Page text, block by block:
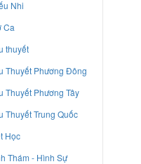
Nhi
Ca
thuyết
Thuyết Phương Đông
Thuyết Phương Tây
Thuyết Trung Quốc
Học
Thám - Hình Sự